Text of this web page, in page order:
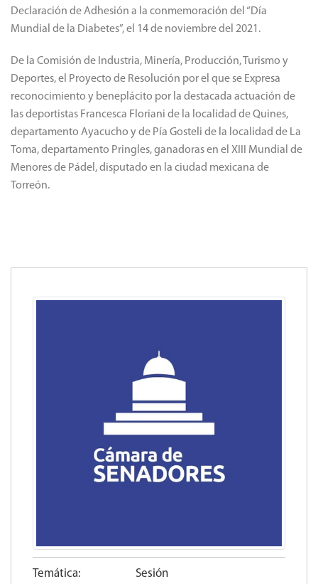
Declaración de Adhesión a la conmemoración del “Día
Mundial de la Diabetes”, el 14 de noviembre del 2021.
De la Comisión de Industria, Minería, Producción, Turismo y
Deportes, el Proyecto de Resolución por el que se Expresa
reconocimiento y beneplácito por la destacada actuación de
las deportistas Francesca Floriani de la localidad de Quines,
departamento Ayacucho y de Pía Gosteli de la localidad de La
Toma, departamento Pringles, ganadoras en el XIII Mundial de
Menores de Pádel, disputado en la ciudad mexicana de
Torreón.
Temática: Sesión